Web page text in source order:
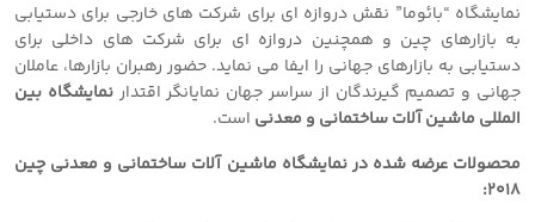
نمایشگاه “بائوما” نقش دروازه ای برای شرکت های خارجی برای دستیابی
به بازارهای چین و همچنین دروازه ای برای شرکت های داخلی برای
دستیابی به بازارهای جهانی را ایفا می نماید. حضور رهبران بازارها، عاملان
جهانی و تصمیم گیرندگان از سراسر جهان نمایانگر اقتدارنمایشگاه بین
المللی ماشین آلات ساختمانی و معدنی است.
محصولات عرضه شده در نمایشگاه ماشین آلات ساختمانی و معدنی چین
2018: